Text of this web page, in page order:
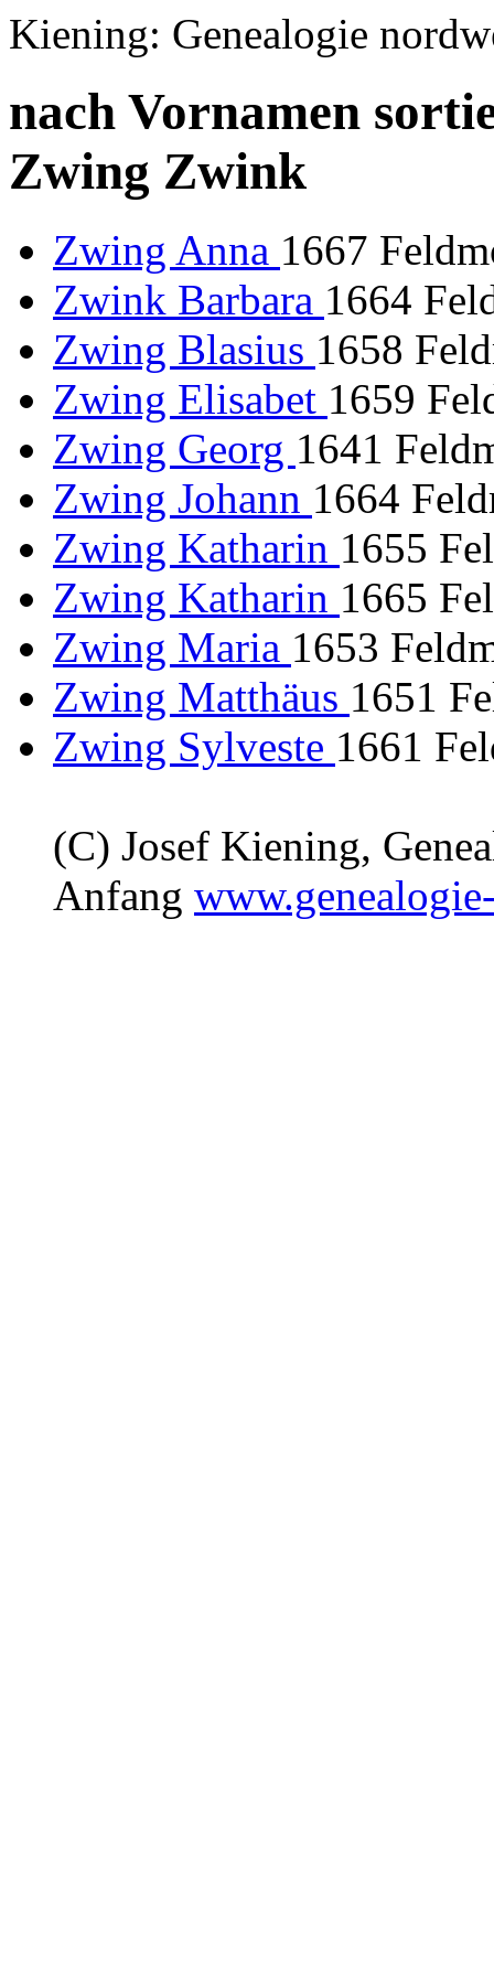
Kiening: Genealogie
nach Vornamen
Zwing Zwink
Zwing Anna 1667
Zwink Barbara 1664
Zwing Blasius 1658
Zwing Elisabet 1659
Zwing Georg 1641
Zwing Johann 1664
Zwing Katharin 1655
Zwing Katharin 1665
Zwing Maria 1653
Zwing Matthäus 1651
Zwing Sylveste 1661
(C) Josef Kiening,
Anfang